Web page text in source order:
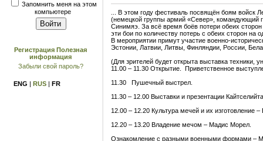
Запомнить меня на этом
компьютере
Регистрация Полезная
информация
Забыли свой пароль?
ENG | RUS | FR
... В этом году фестиваль посвящён боям войск
(немецкой группы армий «Север», командующий
Синимяэ. За всё время боёв потери обеих
эти бои по количеству потерь с обеих сторон
В мероприятии примут участие военно-
Эстонии, Латвии, Литвы, Финляндии, России,
(Для зрителей будет открыта выставка
11.00 – 11.30 Открытие. Приветственное
11.30 Пушечный выстрел.
11.30 – 12.00 Выставки и презентации
12.00 – 12.20 Культура мечей и их изготовление –
12.20 – 13.20 Владение мечом – Мадис Морел.
Ознакомление с разными военными формами –